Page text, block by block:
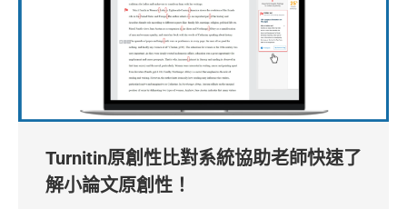
Turnitin原創性比對系統協助老師快速了
解小論文原創性！